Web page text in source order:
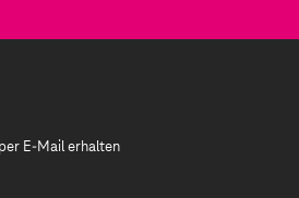
E-Mail erhalten